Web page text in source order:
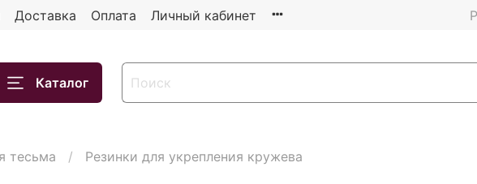
Доставка Оплата Личный кабинет
Каталог
тесьма Резинки для укрепления кружева